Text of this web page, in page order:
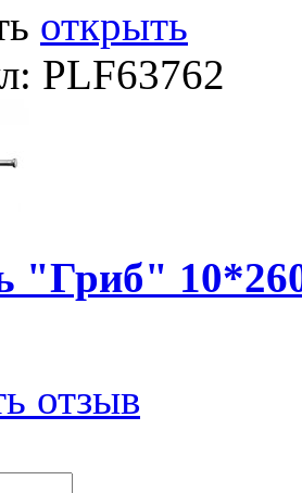
открыть
PLF63762
"Гриб"
отзыв